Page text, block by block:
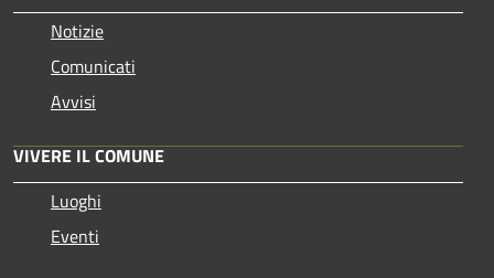
Notizie
Comunicati
Avvisi
VIVERE IL COMUNE
Luoghi
Eventi